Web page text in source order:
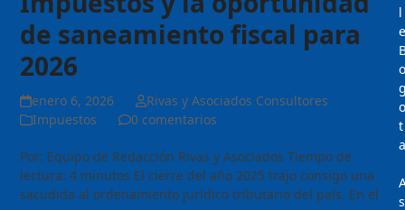
de saneamiento fiscal para
2026
enero 6, 2026
Rivas y Asociados Consultores
Impuestos
0 comentarios
Por: Equipo de Redacción Rivas y Asociados Tiempo de
lectura: 4 minutos El cierre del año 2025 trajo consigo una
sacudida al ordenamiento jurídico tributario del país. En el
l
e
o
o
t
a
s